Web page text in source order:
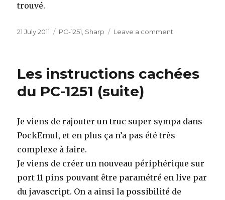
trouvé.
Posted
21 July 2011 Categories
PC-1251 Sharp Leave a comment
ROM
Les instructions cachées
du PC-1251 (suite)
Je viens de rajouter un truc super sympa dans
PockEmul, et en plus ça n’a pas été très
complexe à faire.
Je viens de créer un nouveau périphérique sur
port 11 pins pouvant être paramétré en live par
du javascript. On a ainsi la possibilité de